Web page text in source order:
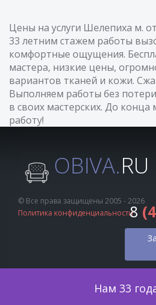
Нам 33
Цены на услуги Шелепиха м.
33 летним стажем работы
комфортные ощущения.
мастера, низкие цены,
вариантов тканей и кожи.
Выполняем работы без
в своих мастерских. До конца
работу!
OBIVA.RU
© Все права защищены 2005 - 2026
Политика конфиденциальности8